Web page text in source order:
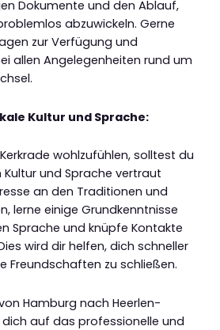
Dokumente und den Ablauf,
abzuwickeln. Gerne
zur Verfügung und
allen Angelegenheiten rund um
Kultur und Sprache:
wohlzufühlen, solltest du
und Sprache vertraut
an den Traditionen und
lerne einige Grundkenntnisse
Sprache und knüpfe Kontakte
wird dir helfen, dich schneller
Freundschaften zu schließen.
Hamburg nach Heerlen-
auf das professionelle und